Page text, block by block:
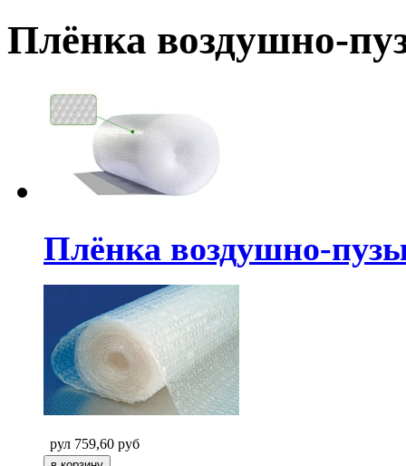
Плёнка воздушно-
Плёнка воздушно-
рул 759,60 руб